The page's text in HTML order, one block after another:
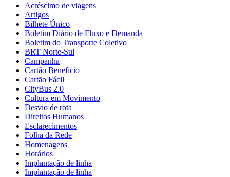
Acréscimo de viagens
Artigos
Bilhete Único
Boletim Diário de Fluxo e Demanda
Boletim do Transporte Coletivo
BRT Norte-Sul
Campanha
Cartão Benefício
Cartão Fácil
CityBus 2.0
Cultura em Movimento
Desvio de rota
Direitos Humanos
Esclarecimentos
Folha da Rede
Homenagens
Horários
Implantação de linha
Implantação de linha